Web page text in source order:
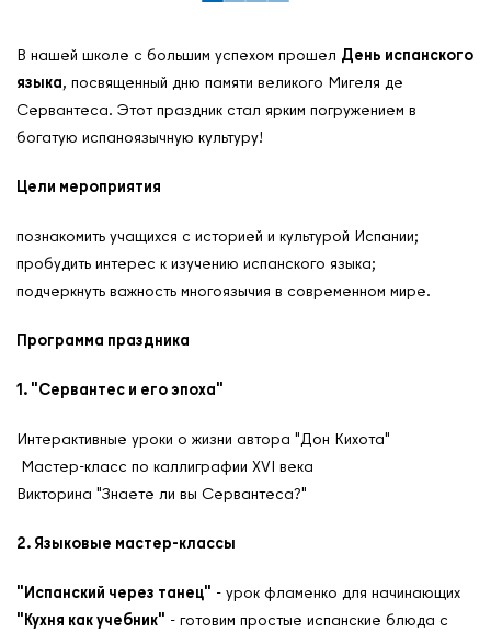
О нас
Контакты
Обмен опытом
В нашей школе с большим успехом прошел День испанского
языка, посвященный дню памяти великого Мигеля де
Сервантеса. Этот праздник стал ярким погружением в
богатую испаноязычную культуру!
Цели мероприятия
познакомить учащихся с историей и культурой Испании;
пробудить интерес к изучению испанского языка;
подчеркнуть важность многоязычия в современном мире.
Программа праздника
1. "Сервантес и его эпоха"
Интерактивные уроки о жизни автора "Дон Кихота"
Мастер-класс по каллиграфии XVI века
Викторина "Знаете ли вы Сервантеса?"
2. Языковые мастер-классы
"Испанский через танец" - урок фламенко для начинающих
"Кухня как учебник" - готовим простые испанские блюда с